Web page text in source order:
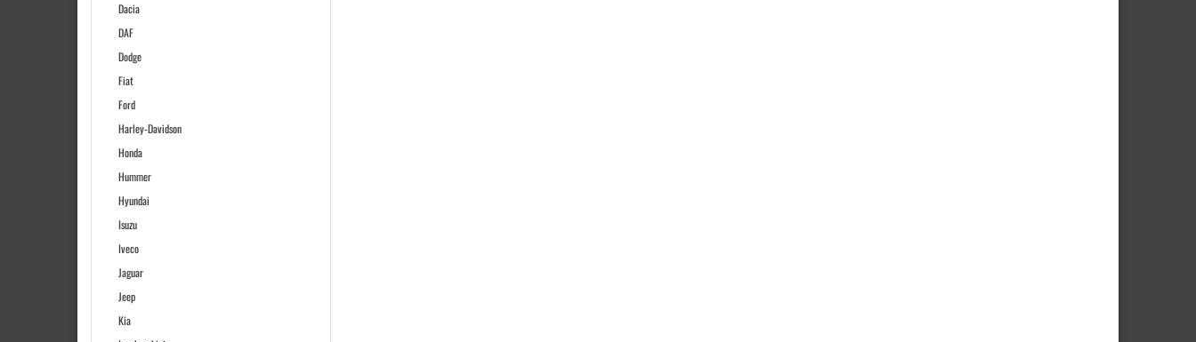
Dacia
DAF
Dodge
Fiat
Ford
Harley-Davidson
Honda
Hummer
Hyundai
Isuzu
Iveco
Jaguar
Jeep
Kia